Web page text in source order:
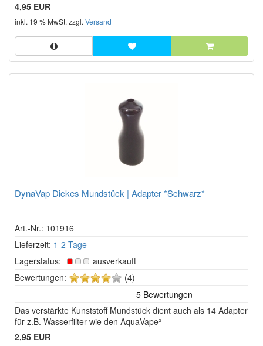
4,95 EUR
inkl. 19 % MwSt. zzgl. Versand
DynaVap Dickes Mundstück | Adapter *Schwarz*
Art.-Nr.: 101916
Lieferzeit: 1-2 Tage
Lagerstatus:
ausverkauft
Bewertungen:
4
Sternen!
(4)
Das verstärkte Kunststoff Mundstück dient auch als 14 Adapter
für z.B. Wasserfilter wie den AquaVape²
2,95 EUR